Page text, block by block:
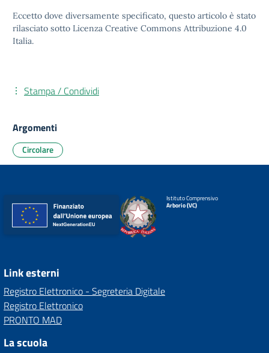
Eccetto dove diversamente specificato, questo articolo è stato
rilasciato sotto Licenza Creative Commons Attribuzione 4.0
Italia.
Stampa / Condividi
Argomenti
Circolare
Istituto Comprensivo
Arborio (VC)
Link esterni
Registro Elettronico - Segreteria Digitale
Registro Elettronico
PRONTO MAD
La scuola